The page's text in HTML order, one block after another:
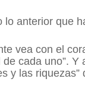
lo anterior que
vea con el
de cada uno”.
y las